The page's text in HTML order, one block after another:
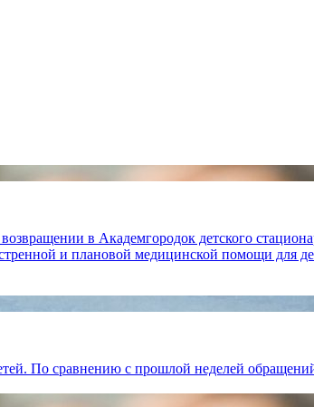
в Академгородок детского
и плановой медицинской помощи для
По сравнению с прошлой неделей